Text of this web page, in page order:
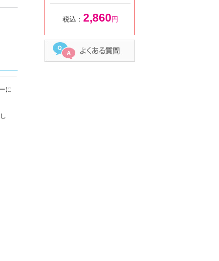
に
税込： 2,860円